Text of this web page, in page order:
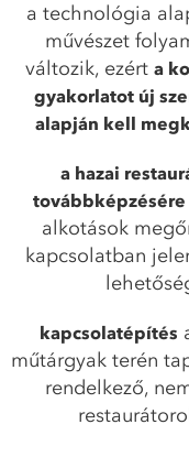
a technológia
művészet
változik, ezért a
gyakorlatot új
alapján kell
a hazai
továbbképzésére
alkotások
kapcsolatban
kapcsolatépítés
műtárgyak terén
rendelkező,